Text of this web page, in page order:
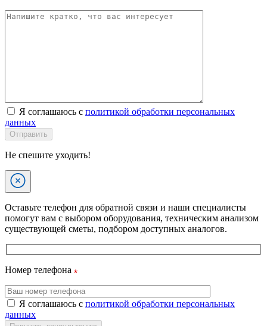
Я соглашаюсь с политикой обработки персональных
данных
Отправить
Не спешите уходить!
Оставьте телефон для обратной связи и наши специалисты
помогут вам с выбором оборудования, техническим анализом
существующей сметы, подбором доступных аналогов.
Номер телефона
Я соглашаюсь с политикой обработки персональных
данных